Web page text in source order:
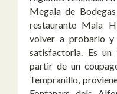
Megala de
restaurante Mala
volver a probarlo y
satisfactoria. Es
partir de un
Tempranillo,